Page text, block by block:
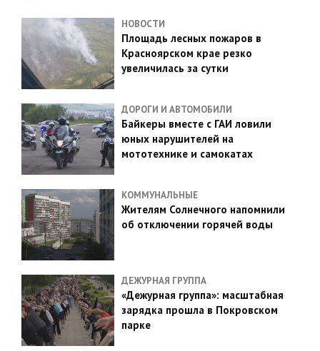
НОВОСТИ
Площадь лесных пожаров в
Красноярском крае резко
увеличилась за сутки
ДОРОГИ И АВТОМОБИЛИ
Байкеры вместе с ГАИ ловили
юных нарушителей на
мототехнике и самокатах
КОММУНАЛЬНЫЕ
Жителям Солнечного напомнили
об отключении горячей воды
ДЕЖУРНАЯ ГРУППА
«Дежурная группа»: масштабная
зарядка прошла в Покровском
парке